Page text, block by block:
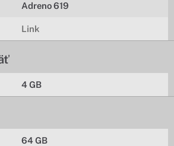
Adreno 619
Link
4 GB
64 GB